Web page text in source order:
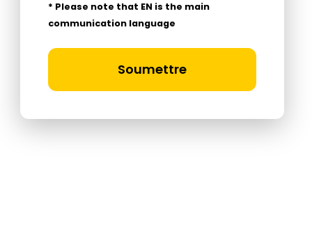
* Please note that EN is the main
communication language
Soumettre